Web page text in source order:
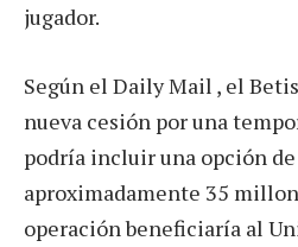
jugador.
Según el Daily Mail , el
nueva cesión por una
podría incluir una opción
aproximadamente 35
operación beneficiaría al